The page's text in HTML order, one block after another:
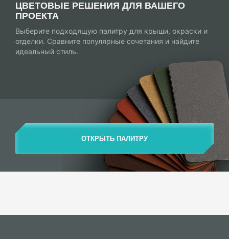
ЦВЕТОВЫЕ РЕШЕНИЯ ДЛЯ ВАШЕГО
ПРОЕКТА
Выберите подходящую палитру для крыши, окраски и
отделки. Сравните популярные сочетания и найдите
идеальный стиль.
ОТКРЫТЬ ПАЛИТРУ